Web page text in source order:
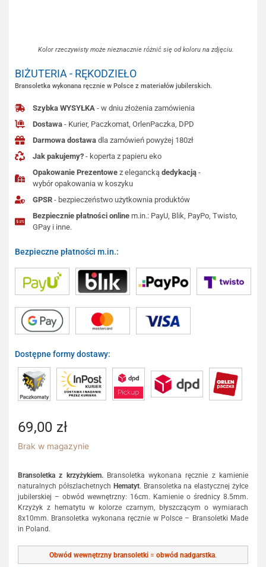
Kolor rzeczywisty może nieznacznie różnić się od koloru na zdjęciu.
BIŻUTERIA - RĘKODZIEŁO
Bransoletka wykonana ręcznie w Polsce z materiałów jubilerskich.
Szybka WYSYŁKA - w dniu złożenia zamówienia
Dostawa - Kurier, Paczkomat, OrlenPaczka, DPD
Darmowa dostawa dla zamówień powyżej 180zł
Jak pakujemy? - koperta z papieru eko
Opakowanie Prezentowe z eleganckądedykacją -
wybór opakowania w koszyku
GPSR - bezpieczeństwo użytkownia produktów
Bezpiecznie płatności online m.in.: PayU, Blik, PayPo, Twisto,
GPay i inne.
Bezpieczne płatności m.in.:
Dostępne formy dostawy:
69,00 zł
Brak w magazynie
Bransoletka z krzyżykiem.Bransoletka wykonana ręcznie z kamienie
naturalnych półszlachetnych Hematyt. Bransoletka na elastycznej żyłce
jubilerskiej – obwód wewnętrzny: 16cm. Kamienie o średnicy 8.5mm.
Krzyżyk z hematytu w kolorze czarnym, błyszczącym o wymiarach
8x10mm. Bransoletka wykonana ręcznie w Polsce – Bransoletki Made
in Poland.
Obwód wewnętrzny bransoletki = obwód nadgarstka.